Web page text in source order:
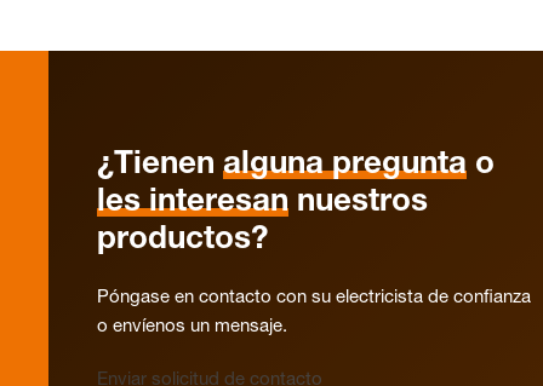
¿Tienen alguna pregunta o
les interesan nuestros
productos?
Póngase en contacto con su electricista de confianza
o envíenos un mensaje.
Enviar solicitud de contacto